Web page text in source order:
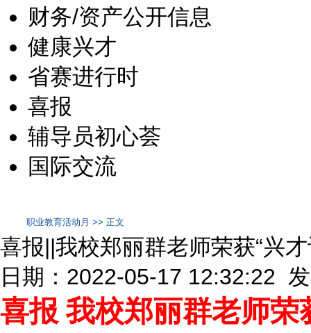
财务/资产公开信息
健康兴才
省赛进行时
喜报
辅导员初心荟
国际交流
职业教育活动月 >> 正文
喜报||我校郑丽群老师荣获“兴
日期：2022-05-17 12:32:22
喜报 我校郑丽群老师荣